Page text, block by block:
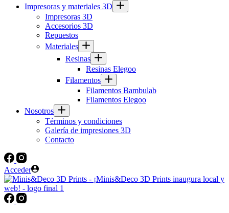
Impresoras y materiales 3D
Impresoras 3D
Accesorios 3D
Repuestos
Materiales
Resinas
Resinas Elegoo
Filamentos
Filamentos Bambulab
Filamentos Elegoo
Nosotros
Términos y condiciones
Galería de impresiones 3D
Contacto
Acceder